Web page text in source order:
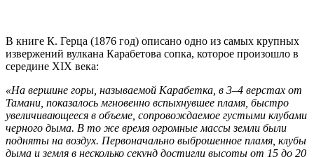
В книге К. Герца (1876 год) описано одно из самых крупных
извержений вулкана Карабетова сопка, которое произошло в
середине XIX века:
«На вершине горы, называемой Карабетка, в 3–4 верстах от
Тамани, показалось мгновенно вспыхнувшее пламя, быстро
увеличивающееся в объеме, сопровождаемое густыми клубами
черного дыма. В то же время огромные массы земли были
подняты на воздух. Первоначально выброшенное пламя, клубы
дыма и земля в несколько секунд достигли высоты от 15 до 20